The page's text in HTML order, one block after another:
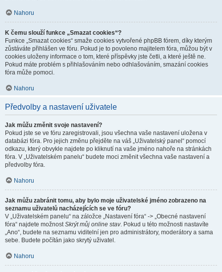
Nahoru
K čemu slouží funkce „Smazat cookies“?
Funkce „Smazat cookies“ smaže cookies vytvořené phpBB fórem, díky kterým
zůstáváte přihlášen ve fóru. Pokud je to povoleno majitelem fóra, můžou být v
cookies uloženy informace o tom, které příspěvky jste četli, a které ještě ne.
Pokud máte problém s přihlašováním nebo odhlašováním, smazání cookies
fóra může pomoci.
Nahoru
Předvolby a nastavení uživatele
Jak můžu změnit svoje nastavení?
Pokud jste se ve fóru zaregistrovali, jsou všechna vaše nastavení uložena v
databázi fóra. Pro jejich změnu přejděte na váš „Uživatelský panel“ pomocí
odkazu, který obvykle najdete po kliknutí na vaše jméno nahoře na stránkách
fóra. V „Uživatelském panelu“ budete moci změnit všechna vaše nastavení a
předvolby fóra.
Nahoru
Jak můžu zabránit tomu, aby bylo moje uživatelské jméno zobrazeno na
seznamu uživatelů nacházejících se ve fóru?
V „Uživatelském panelu“ na záložce „Nastavení fóra“ -> „Obecné nastavení
fóra“ najdete možnostSkrýt můj online stav. Pokud u této možnosti nastavíte
„Ano“, budete na seznamu viditelní jen pro administrátory, moderátory a sama
sebe. Budete počítán jako skrytý uživatel.
Nahoru